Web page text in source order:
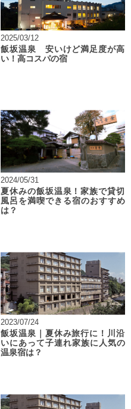
2025/03/12
飯坂温泉 安いけど満足度が高
い！高コスパの宿
2024/05/31
夏休みの飯坂温泉！家族で貸切
風呂を満喫できる宿のおすすめ
は？
2023/07/24
飯坂温泉｜夏休み旅行に！川沿
いにあって子連れ家族に人気の
温泉宿は？